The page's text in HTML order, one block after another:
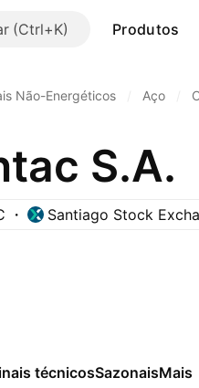
Produtos
Não-Energéticos Aço
S.A.
Santiago Stock
técnicosSazonaisMais